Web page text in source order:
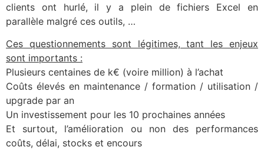
clients ont hurlé, il y a plein de fichiers Excel en
parallèle malgré ces outils, …
Ces questionnements sont légitimes, tant les enjeux
sont importants :
Plusieurs centaines de k€ (voire million) à l’achat
Coûts élevés en maintenance / formation / utilisation /
upgrade par an
Un investissement pour les 10 prochaines années
Et surtout, l’amélioration ou non des performances
coûts, délai, stocks et encours